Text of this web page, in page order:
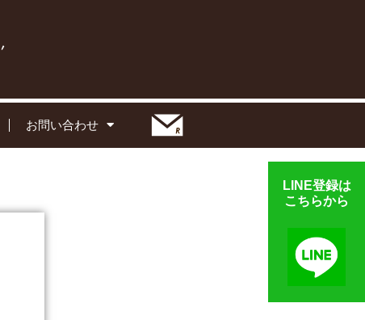
お問い合わせ
LINE登録は
こちらから